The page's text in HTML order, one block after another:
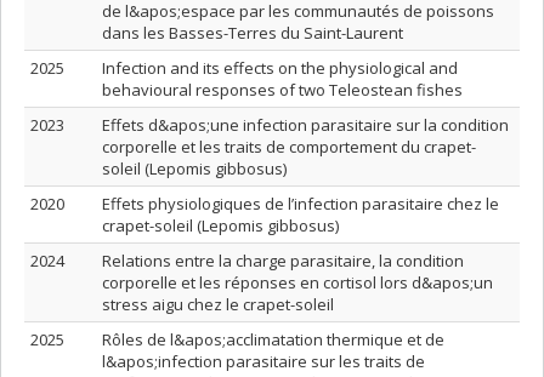
de l&apos;espace par les communautés de poissons
dans les Basses-Terres du Saint-Laurent
2025
Infection and its effects on the physiological and
behavioural responses of two Teleostean fishes
2023
Effets d&apos;une infection parasitaire sur la condition
corporelle et les traits de comportement du crapet-
soleil (Lepomis gibbosus)
2020
Effets physiologiques de l’infection parasitaire chez le
crapet-soleil (Lepomis gibbosus)
2024
Relations entre la charge parasitaire, la condition
corporelle et les réponses en cortisol lors d&apos;un
stress aigu chez le crapet-soleil
2025
Rôles de l&apos;acclimatation thermique et de
l&apos;infection parasitaire sur les traits de